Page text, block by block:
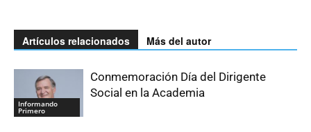
Artículos relacionados Más del autor
Informando
Primero
Conmemoración Día del Dirigente
Social en la Academia